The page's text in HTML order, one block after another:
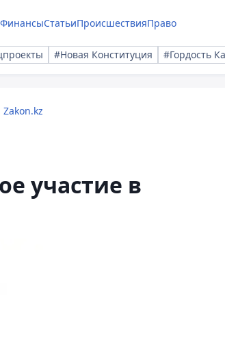
ФинансыСтатьиПроисшествияПраво
#Новая Конституция #Гордость
Zakon.kz
участие в